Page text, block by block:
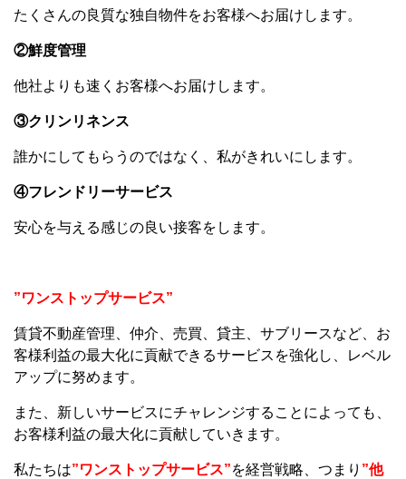
たくさんの良質な独自物件をお客様へお届けします。
②鮮度管理
他社よりも速くお客様へお届けします。
③クリンリネンス
誰かにしてもらうのではなく、私がきれいにします。
④フレンドリーサービス
安心を与える感じの良い接客をします。
”ワンストップサービス”
賃貸不動産管理、仲介、売買、貸主、サブリースなど、お
客様利益の最大化に貢献できるサービスを強化し、レベル
アップに努めます。
また、新しいサービスにチャレンジすることによっても、
お客様利益の最大化に貢献していきます。
私たちは”ワンストップサービス”を経営戦略、つまり ”他